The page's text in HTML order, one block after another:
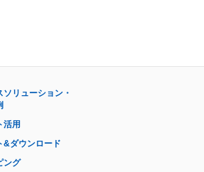
ソリューション・
活用
&ダウンロード
ング